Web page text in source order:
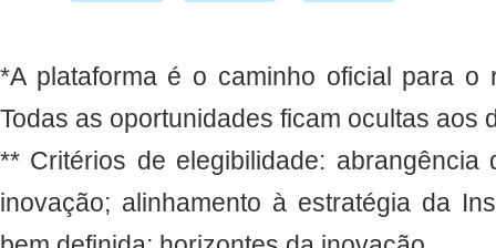
*A plataforma é o caminho oficial para o
Todas as oportunidades ficam ocultas aos
** Critérios de elegibilidade: abrangência
inovação; alinhamento à estratégia da